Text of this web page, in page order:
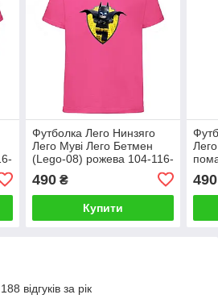
Футболка Лего Нинзяго
Лего Муві Лего Бетмен
(Lego-08) рожева 104-116-
128-140-152-164 розмір
490₴
Купити
490
відгуків за рік